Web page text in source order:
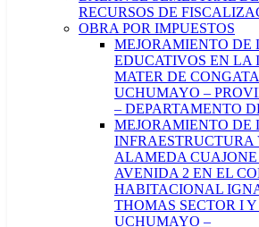
RECURSOS DE
OBRA POR IMPUESTOS
MEJORAMIENTO DE
EDUCATIVOS EN LA
MATER DE
UCHUMAYO –
– DEPARTAMENTO
MEJORAMIENTO DE
ALAMEDA
AVENIDA 2 EN EL
HABITACIONAL
THOMAS SECTOR I
UCHUMAYO –